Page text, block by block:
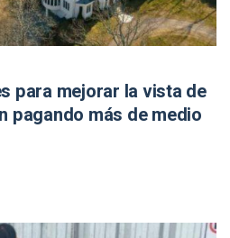
para mejorar la vista de
pagando más de medio